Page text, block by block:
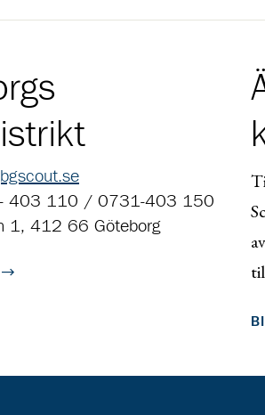
403 110 / 0731-403 150
1, 412 66 Göteborg